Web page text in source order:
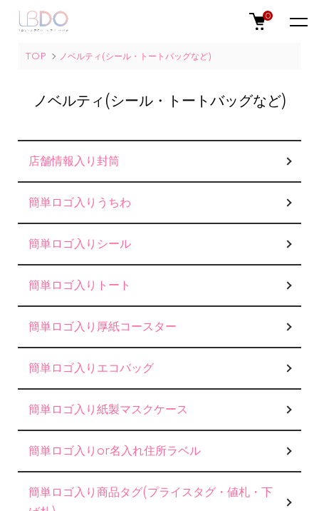
0
TOP ノベルティ(シール・トートバッグなど)
ノベルティ(シール・トートバッグなど)
カテゴリー一覧
店舗情報入り封筒
簡単ロゴ入りうちわ
簡単ロゴ入りシール
簡単ロゴ入りトート
簡単ロゴ入り厚紙コースター
簡単ロゴ入りエコバッグ
簡単ロゴ入り紙製マスクケース
簡単ロゴ入りor名入れ住所ラベル
簡単ロゴ入り商品タグ(プライスタグ・値札・下